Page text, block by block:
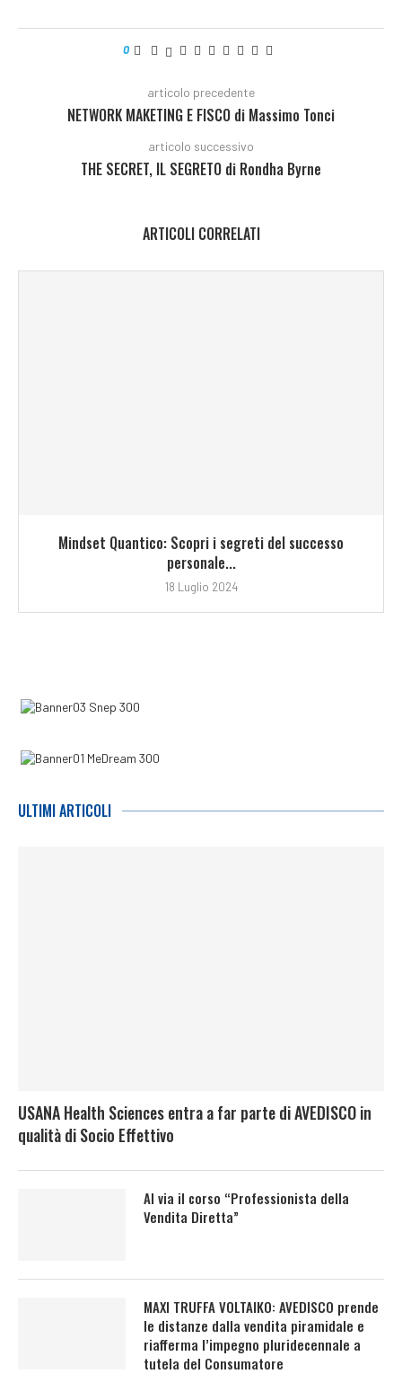
0
articolo precedente
NETWORK MAKETING E FISCO di Massimo Tonci
articolo successivo
THE SECRET, IL SEGRETO di Rondha Byrne
ARTICOLI CORRELATI
Mindset Quantico: Scopri i segreti del successo
personale...
18 Luglio 2024
ULTIMI ARTICOLI
USANA Health Sciences entra a far parte di AVEDISCO in
qualità di Socio Effettivo
Al via il corso “Professionista della
Vendita Diretta”
MAXI TRUFFA VOLTAIKO: AVEDISCO prende
le distanze dalla vendita piramidale e
riafferma l’impegno pluridecennale a
tutela del Consumatore